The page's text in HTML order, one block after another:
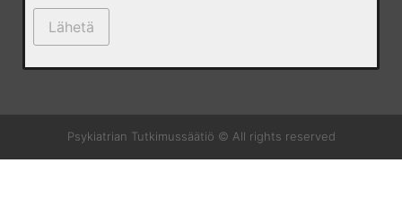
Psykiatrian Tutkimussäätiö © All rights reserved